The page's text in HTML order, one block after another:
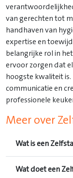
van gerechten tot
handhaven van
expertise en
belangrijke rol in
ervoor zorgen dat
hoogste kwaliteit
communicatie en
professionele
Meer over
Wat is een
Wat doet een